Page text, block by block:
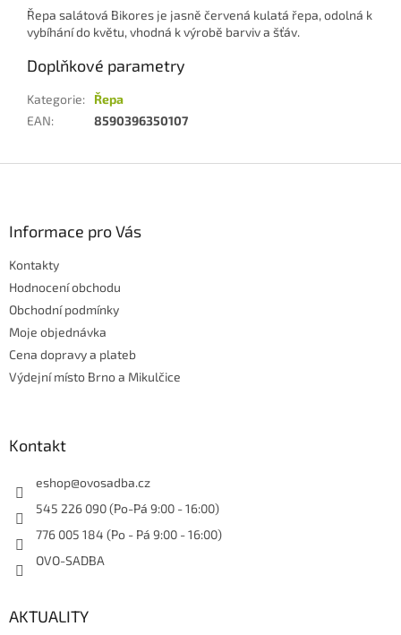
Řepa salátová Bikores je jasně červená kulatá řepa, odolná k
vybíhání do květu, vhodná k výrobě barviv a šťáv.
Doplňkové parametry
Kategorie:
Řepa
EAN: 8590396350107
Informace pro Vás
Kontakty
Hodnocení obchodu
Obchodní podmínky
Moje objednávka
Cena dopravy a plateb
Výdejní místo Brno a Mikulčice
Kontakt
eshop@ovosadba.cz
545 226 090 (Po-Pá 9:00 - 16:00)
776 005 184 (Po - Pá 9:00 - 16:00)
OVO-SADBA
AKTUALITY